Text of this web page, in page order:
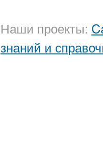
Наши проекты:
знаний и